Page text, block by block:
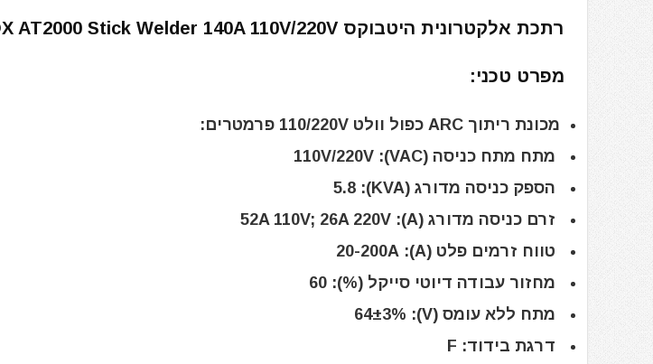
רתכת אלקטרונית היטבוקס HITBOX AT2000 Stick Welder 140A 110V/220V
מפרט טכני:
מכונת ריתוך ARC כפול וולט 110/220V פרמטרים:
מתח מתח כניסה (VAC): 110V/220V
הספק כניסה מדורג (KVA): 5.8
זרם כניסה מדורג (A): 52A 110V; 26A 220V
טווח זרמים פלט (A): 20-200A
מחזור עבודה דיוטי סייקל (%): 60
מתח ללא עומס (V): 64±3%
דרגת בידוד: F